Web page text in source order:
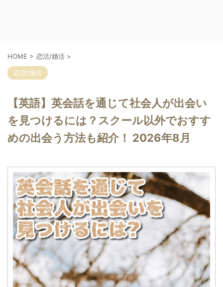
HOME > 恋活/婚活 >
恋活/婚活
【英語】英会話を通じて社会人が出会い
を見つけるには？スクール以外でおすす
めの出会う方法も紹介！ 2026年8月